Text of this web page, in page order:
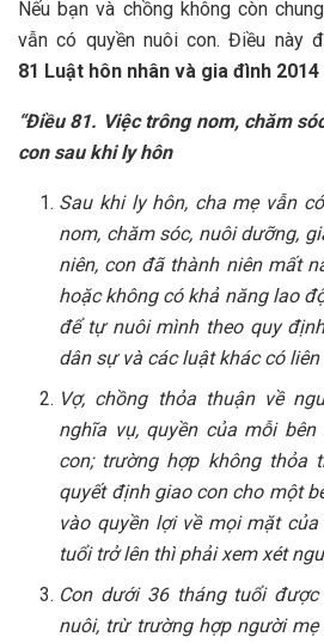
Nếu bạn và chồng không còn
vẫn có quyền nuôi con. Điều này
81 Luật hôn nhân và gia đình 2014
“Điều 81. Việc trông nom, chăm
con sau khi ly hôn
Sau khi ly hôn, cha mẹ vẫn
nom, chăm sóc, nuôi dưỡng,
niên, con đã thành niên mất
hoặc không có khả năng lao
để tự nuôi mình theo quy
dân sự và các luật khác có liên
Vợ, chồng thỏa thuận về
nghĩa vụ, quyền của mỗi
con; trường hợp không thỏa
quyết định giao con cho một
vào quyền lợi về mọi mặt
tuổi trở lên thì phải xem xét
Con dưới 36 tháng tuổi
nuôi, trừ trường hợp người